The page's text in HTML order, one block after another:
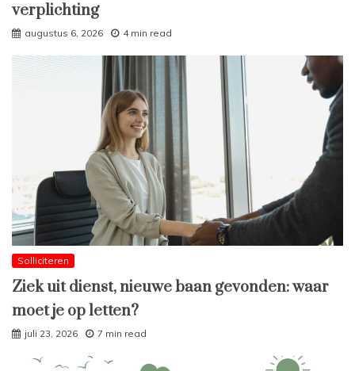
verplichting
augustus 6, 2026 4 min read
Solliciteren
Ziek uit dienst, nieuwe baan gevonden: waar
moet je op letten?
juli 23, 2026 7 min read